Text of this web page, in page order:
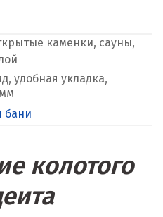
каменки, сауны,
удобная укладка,
бани
колотого